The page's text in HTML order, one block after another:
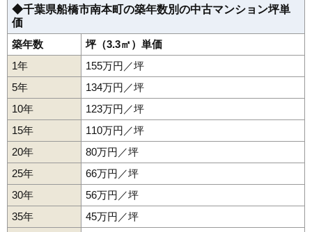
住所 千葉県船橋市宮本4丁目
交通 船橋競馬場駅（4分）、大神宮下駅（4分）
相場 1,580万円～1,780万円
(23.6万円/㎡~26.6万円/㎡)
マンションナビで
無料一括査定をする
クレアホームズ船橋
住所 千葉県船橋市宮本2丁目
交通 船橋駅（10分）
相場 4,640万円～4,940万円
◆千葉県船橋市南本町の築年数別の中古マンション坪単
価
築年数
坪（3.3㎡）単価
1年
155万円／坪
5年
134万円／坪
10年
123万円／坪
15年
110万円／坪
20年
80万円／坪
25年
66万円／坪
30年
56万円／坪
35年
45万円／坪